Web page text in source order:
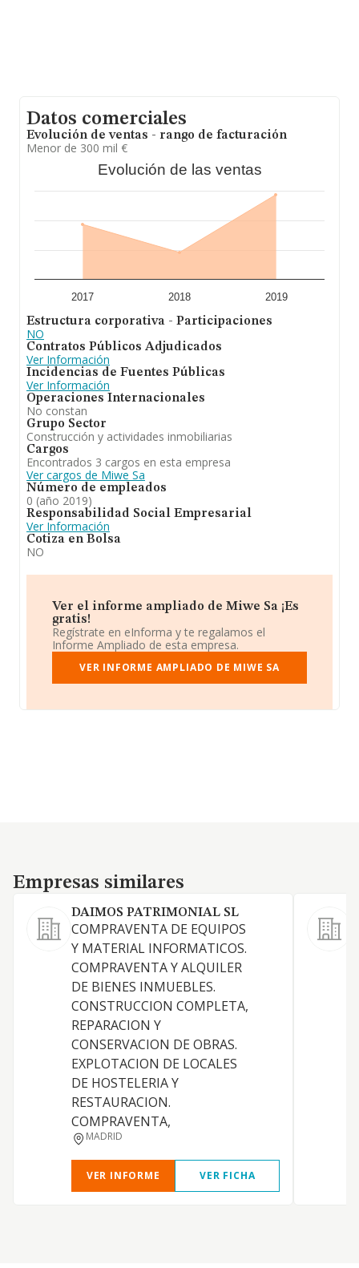
Datos comerciales
Evolución de ventas - rango de facturación
Menor de 300 mil €
Evolución de las ventas
2017 2018 2019
Estructura corporativa - Participaciones
NO
Contratos Públicos Adjudicados
Ver Información
Incidencias de Fuentes Públicas
Ver Información
Operaciones Internacionales
No constan
Grupo Sector
Construcción y actividades inmobiliarias
Cargos
Encontrados 3 cargos en esta empresa
Ver cargos de Miwe Sa
Número de empleados
0 (año 2019)
Responsabilidad Social Empresarial
Ver Información
Cotiza en Bolsa
NO
Ver el informe ampliado de Miwe Sa ¡Es
gratis!
Regístrate en eInforma y te regalamos el
Informe Ampliado de esta empresa.
VER INFORME AMPLIADO DE MIWE SA
Empresas similares
Empresas similares
DAIMOS PATRIMONIAL SL
COMPRAVENTA DE EQUIPOS
Y MATERIAL INFORMATICOS.
COMPRAVENTA Y ALQUILER
DE BIENES INMUEBLES.
CONSTRUCCION COMPLETA,
REPARACION Y
CONSERVACION DE OBRAS.
EXPLOTACION DE LOCALES
DE HOSTELERIA Y
RESTAURACION.
COMPRAVENTA,
MADRID
VER INFORME VER FICHA